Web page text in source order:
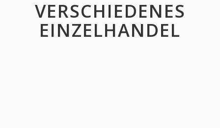
VERSCHIEDENES
EINZELHANDEL